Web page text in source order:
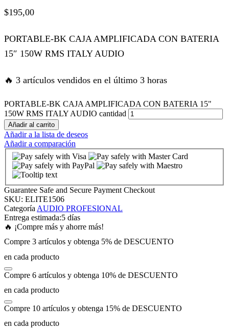
panel
panel
panel
panel
panel
panel
panel
panel
panel
$195,00
PORTABLE-BK CAJA AMPLIFICADA CON BATERIA
15″ 150W RMS ITALY AUDIO
🔥 3 artículos vendidos en el último 3 horas
PORTABLE-BK CAJA AMPLIFICADA CON BATERIA 15"
150W RMS ITALY AUDIO cantidad
Añadir al carrito
Añadir a la lista de deseos
Añadir a comparación
Guarantee Safe and Secure Payment Checkout
SKU: ELITE1506
Categoría AUDIO PROFESIONAL
Entrega estimada:5 días
🔥 ¡Compre más y ahorre más!
Compre 3 artículos y obtenga 5% de DESCUENTO
en cada producto
Compre 6 artículos y obtenga 10% de DESCUENTO
en cada producto
Compre 10 artículos y obtenga 15% de DESCUENTO
en cada producto